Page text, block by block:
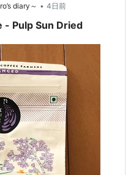
diary～ • 4日前
- Pulp Sun Dried